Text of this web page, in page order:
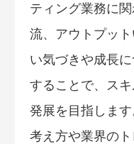
ティング業務に
流、アウトプッ
い気づきや成長
することで、ス
発展を目指しま
考え方や業界の